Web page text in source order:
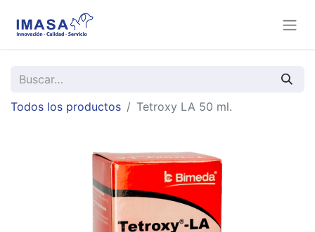
Todos los productos Tetroxy LA 50 ml.